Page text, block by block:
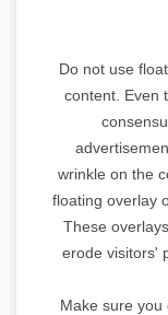
Do not use
content. Even
wrinkle on the
floating overlay
These
erode visitors'
Make sure you